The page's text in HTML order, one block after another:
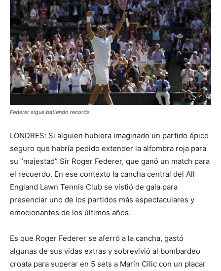
Federer sigue batiendo records
LONDRES: Si alguien hubiera imaginado un partido épico
seguro que habría pedido extender la alfombra roja para
su “majestad” Sir Roger Federer, que ganó un match para
el recuerdo. En ese contexto la cancha central del All
England Lawn Tennis Club se vistió de gala para
presenciar uno de los partidos más espectaculares y
emocionantes de los últimos años.
Es que Roger Federer se aferró a la cancha, gastó
algunas de sus vidas extras y sobrevivió al bombardeo
croata para superar en 5 sets a Marín Cilic con un placar